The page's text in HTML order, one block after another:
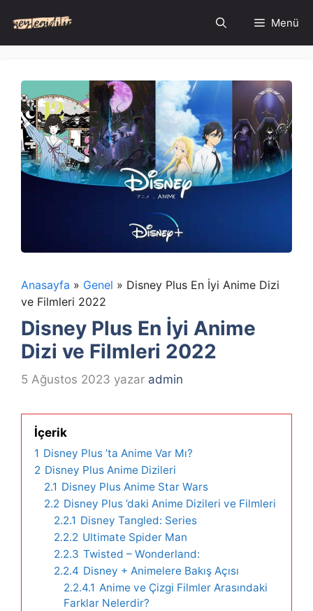
atla
Menü
Anasayfa » Genel » Disney Plus En İyi Anime Dizi
ve Filmleri 2022
Disney Plus En İyi Anime
Dizi ve Filmleri 2022
5 Ağustos 2023 yazar admin
İçerik
1 Disney Plus ’ta Anime Var Mı?
2 Disney Plus Anime Dizileri
2.1 Disney Plus Anime Star Wars
2.2 Disney Plus ’daki Anime Dizileri ve Filmleri
2.2.1 Disney Tangled: Series
2.2.2 Ultimate Spider Man
2.2.3 Twisted – Wonderland:
2.2.4 Disney + Animelere Bakış Açısı
2.2.4.1 Anime ve Çizgi Filmler Arasındaki
Farklar Nelerdir?